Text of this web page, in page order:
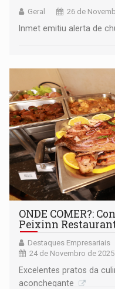
Geral 26 de
Inmet emitiu alerta de
ONDE COMER?:
Peixinn
Destaques Empresariais
24 de Novembro de
Excelentes pratos da
aconchegante